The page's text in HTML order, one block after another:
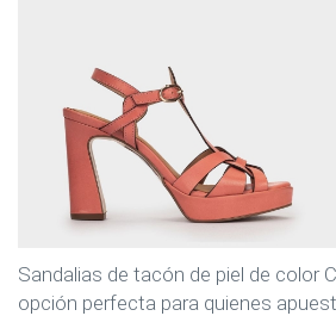
Sandalias de tacón de piel de color
opción perfecta para quienes